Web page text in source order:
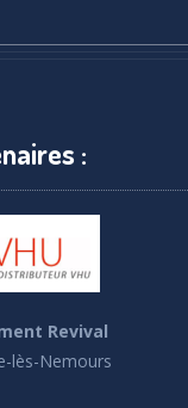
:
Revival
lès-Nemours